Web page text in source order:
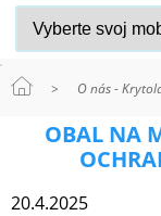
NA
OBAL NA
20.4.2025
> O nás -